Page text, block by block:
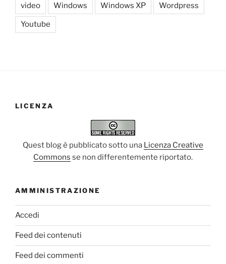
video Windows Windows XP Wordpress
Youtube
LICENZA
Quest blog è pubblicato sotto una Licenza Creative
Commons se non differentemente riportato.
AMMINISTRAZIONE
Accedi
Feed dei contenuti
Feed dei commenti